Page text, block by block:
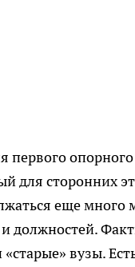
опорного
для сторонних
еще много
должностей.
вузы.